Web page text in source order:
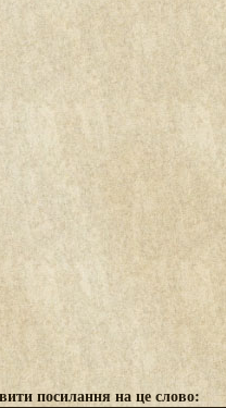
посилання на це слово: